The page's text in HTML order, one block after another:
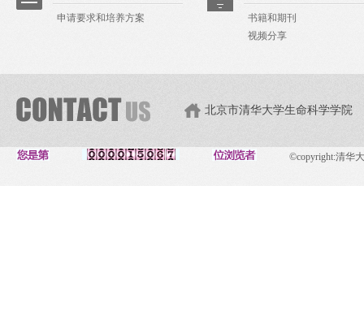
申请要求和培养方案
书籍和期刊
视频分享
北京市清华大学生命科学学院
©copyright:清华